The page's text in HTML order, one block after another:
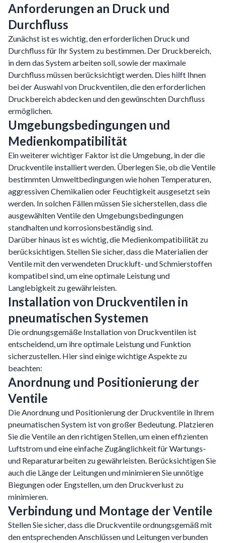
Anforderungen an Druck und
Durchfluss
Zunächst ist es wichtig, den erforderlichen Druck und
Durchfluss für Ihr System zu bestimmen. Der Druckbereich,
in dem das System arbeiten soll, sowie der maximale
Durchfluss müssen berücksichtigt werden. Dies hilft Ihnen
bei der Auswahl von Druckventilen, die den erforderlichen
Druckbereich abdecken und den gewünschten Durchfluss
ermöglichen.
Umgebungsbedingungen und
Medienkompatibilität
Ein weiterer wichtiger Faktor ist die Umgebung, in der die
Druckventile installiert werden. Überlegen Sie, ob die Ventile
bestimmten Umweltbedingungen wie hohen Temperaturen,
aggressiven Chemikalien oder Feuchtigkeit ausgesetzt sein
werden. In solchen Fällen müssen Sie sicherstellen, dass die
ausgewählten Ventile den Umgebungsbedingungen
standhalten und korrosionsbeständig sind.
Darüber hinaus ist es wichtig, die Medienkompatibilität zu
berücksichtigen. Stellen Sie sicher, dass die Materialien der
Ventile mit den verwendeten Druckluft- und Schmierstoffen
kompatibel sind, um eine optimale Leistung und
Langlebigkeit zu gewährleisten.
Installation von Druckventilen in
pneumatischen Systemen
Die ordnungsgemäße Installation von Druckventilen ist
entscheidend, um ihre optimale Leistung und Funktion
sicherzustellen. Hier sind einige wichtige Aspekte zu
beachten:
Anordnung und Positionierung der
Ventile
Die Anordnung und Positionierung der Druckventile in Ihrem
pneumatischen System ist von großer Bedeutung. Platzieren
Sie die Ventile an den richtigen Stellen, um einen effizienten
Luftstrom und eine einfache Zugänglichkeit für Wartungs-
und Reparaturarbeiten zu gewährleisten. Berücksichtigen Sie
auch die Länge der Leitungen und minimieren Sie unnötige
Biegungen oder Engstellen, um den Druckverlust zu
minimieren.
Verbindung und Montage der Ventile
Stellen Sie sicher, dass die Druckventile ordnungsgemäß mit
den entsprechenden Anschlüssen und Leitungen verbunden